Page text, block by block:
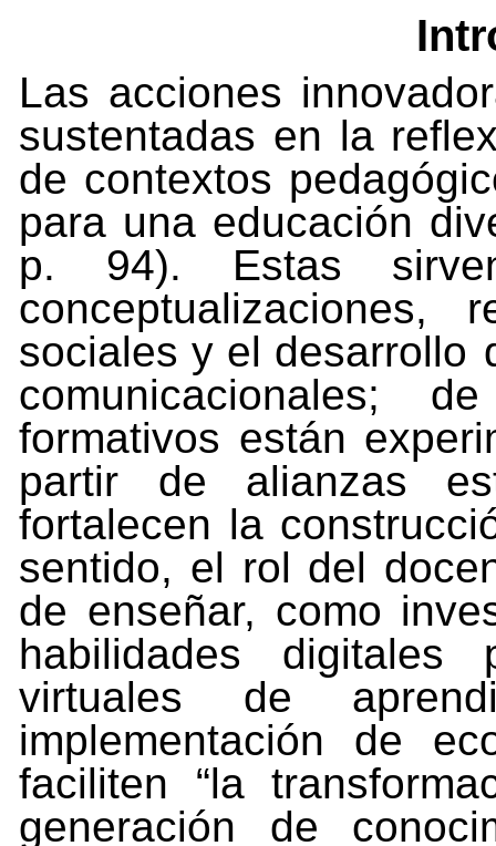
Las acciones
sustentadas en la
de contextos
para una educación
p. 94). Estas
conceptualizaciones,
sociales y el desarrollo
comunicacionales;
formativos están
partir de alianzas
fortalecen la
sentido, el rol del
de enseñar, como
habilidades digitales
virtuales de
implementación de
faciliten
“la
generación
de